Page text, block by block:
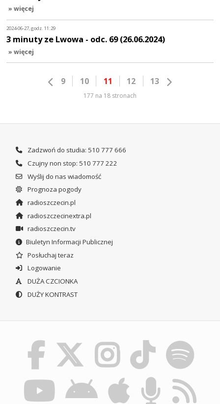
» więcej
2024-06-27, godz. 11:29
3 minuty ze Lwowa - odc. 69 (26.06.2024)
» więcej
9 10 11 12 13
177 na 18 stronach
Zadzwoń do studia: 510 777 666
Czujny non stop: 510 777 222
Wyślij do nas wiadomość
Prognoza pogody
radioszczecin.pl
radioszczecinextra.pl
radioszczecin.tv
Biuletyn Informacji Publicznej
Posłuchaj teraz
Logowanie
DUŻA CZCIONKA
DUŻY KONTRAST